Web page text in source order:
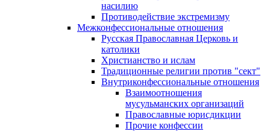
насилию
Противодействие экстремизму
Межконфессиональные отношения
Русская Православная Церковь и
католики
Христианство и ислам
Традиционные религии против "сект"
Внутриконфессиональные отношения
Взаимоотношения
мусульманских организаций
Православные юрисдикции
Прочие конфессии